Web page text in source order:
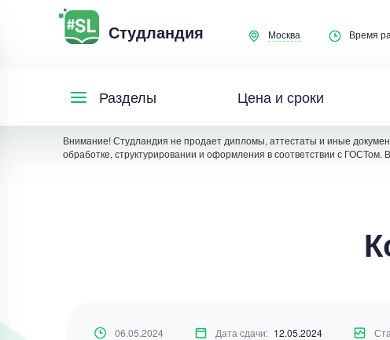
Студландия Москва Время
Разделы Цена и сроки
Внимание! Студландия не продает дипломы, аттестаты и иные
обработке, структурировании и оформления в соответствии с ГОСТом.
06.05.2024 Дата сдачи: 12.05.2024